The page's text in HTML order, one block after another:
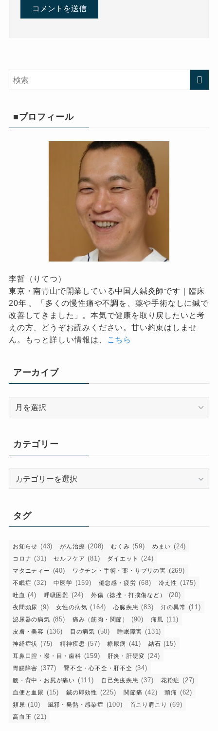
■プロフィール
李哲（りてつ）
東京・南青山で開業している中国人鍼灸師です｜臨床
20年 。「多くの慢性痛や不調を、薬や手術なしに鍼で
改善してきました」。本気で健康を取り戻したいと考
えの方、どうぞお読みください。甘い約束はしませ
ん。もっと詳しい情報は、
こちら
アーカイブ
ブ
カテゴリー
ー
タグ
お知らせ (43) がん治療 (208) むくみ (59) めまい (24)
コロナ (31) セルフケア (81) ダイエット (24)
マタニティー (40) ワクチン・手術・薬・サプリの害 (269)
不眠症 (32) 中医学 (159) 倦怠感・疲労 (68) 冷え性 (175)
吐血 (4) 呼吸困難 (24) 外傷（捻挫・打撲傷など） (20)
夜間頻尿 (9) 女性の病気 (164) 心臓疾患 (83) 汗の異常 (11)
泌尿器の病気 (85) 痛み（筋肉・関節） (90) 痛風 (11)
皮膚・美容 (136) 目の病気 (50) 睡眠障害 (131)
神経症状 (75) 精神疾患 (57) 糖尿病 (41) 結石 (15)
耳鼻口腔・喉・目・歯科 (159) 肝炎・肝硬変 (24)
胃腸障害 (377) 腎不全・心不全・肝不全 (34)
腰・背中・お尻が痛い (111) 自己免疫疾患 (37) 花粉症 (27)
血便と血尿 (15) 鍼の即効性 (225) 関節痛 (42) 頭痛 (62)
頻尿 (10) 風邪・発熱・感染症 (100) 首こり肩こり (69)
高血圧 (21)